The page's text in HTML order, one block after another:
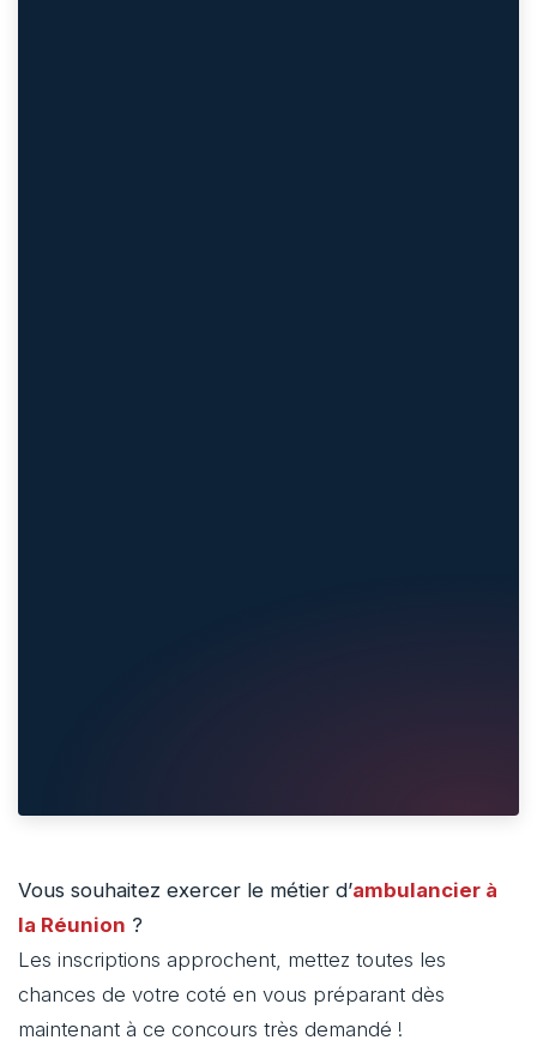
Vous souhaitez exercer le métier d’ambulancier à
la Réunion ?
Les inscriptions approchent, mettez toutes les
chances de votre coté en vous préparant dès
maintenant à ce concours très demandé !